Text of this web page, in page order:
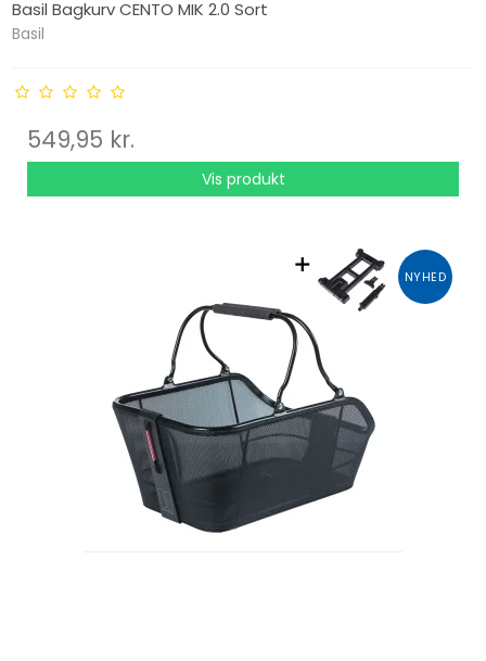
Basil Bagkurv CENTO MIK 2.0 Sort
Basil
549,95 kr.
Vis produkt
NYHED